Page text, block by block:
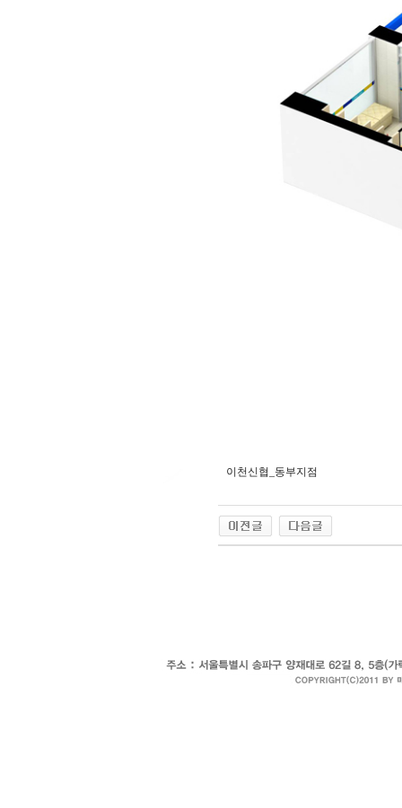
이천신협_동부지점